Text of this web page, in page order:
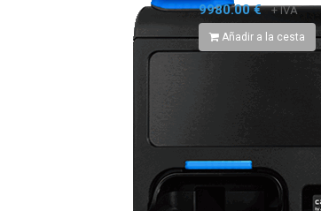
9980.00 € + IVA
Añadir a la cesta